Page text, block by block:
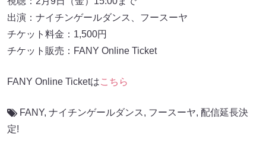
出演：ナイチンゲールダンス、フースーヤ
チケット料金：1,500円
チケット販売：FANY Online Ticket
FANY Online Ticketはこちら
FANY, ナイチンゲールダンス, フースーヤ, 配信延長決
定!